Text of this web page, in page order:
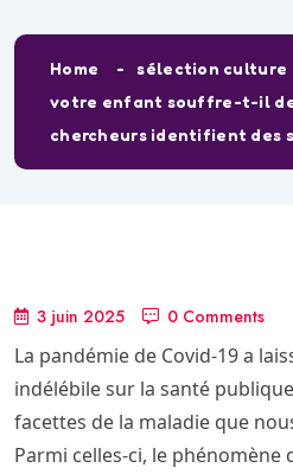
Home
sélection culture
votre enfant souffre-t-il de
chercheurs identifient des
3 juin 2025 0 Comments
La pandémie de Covid-19 a
indélébile sur la santé
facettes de la maladie que
Parmi celles-ci, le phénomène